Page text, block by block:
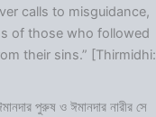
calls to misguidance,
of those who followed
their sins.” [Thirmidhi:
পুরুষ ও ঈমানদার নারীর সে